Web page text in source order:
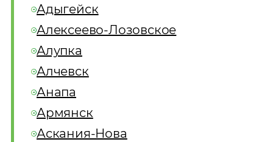
Адыгейск
Алексеево-Лозовское
Алупка
Алчевск
Анапа
Армянск
Аскания-Нова